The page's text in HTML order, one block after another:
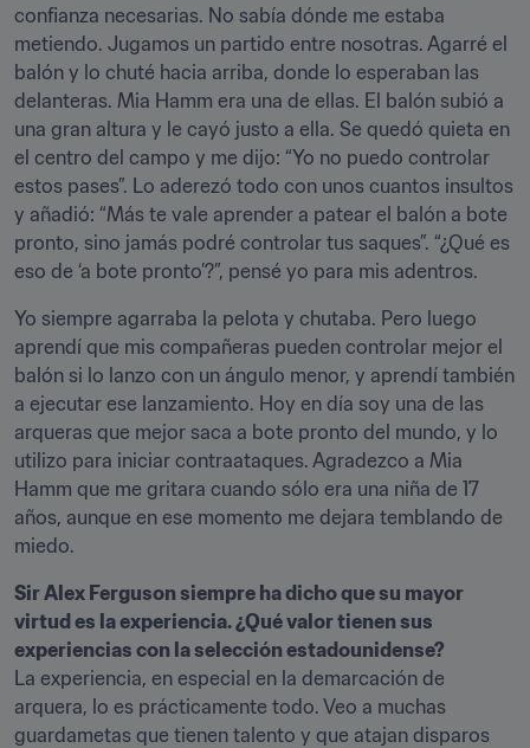
confianza necesarias. No sabía dónde me estaba
metiendo. Jugamos un partido entre nosotras. Agarré el
balón y lo chuté hacia arriba, donde lo esperaban las
delanteras. Mia Hamm era una de ellas. El balón subió a
una gran altura y le cayó justo a ella. Se quedó quieta en
el centro del campo y me dijo: “Yo no puedo controlar
estos pases”. Lo aderezó todo con unos cuantos insultos
y añadió: “Más te vale aprender a patear el balón a bote
pronto, sino jamás podré controlar tus saques”. “¿Qué es
eso de ‘a bote pronto’?”, pensé yo para mis adentros.
Yo siempre agarraba la pelota y chutaba. Pero luego
aprendí que mis compañeras pueden controlar mejor el
balón si lo lanzo con un ángulo menor, y aprendí también
a ejecutar ese lanzamiento. Hoy en día soy una de las
arqueras que mejor saca a bote pronto del mundo, y lo
utilizo para iniciar contraataques. Agradezco a Mia
Hamm que me gritara cuando sólo era una niña de 17
años, aunque en ese momento me dejara temblando de
miedo.
Sir Alex Ferguson siempre ha dicho que su mayor
virtud es la experiencia. ¿Qué valor tienen sus
experiencias con la selección estadounidense?
La experiencia, en especial en la demarcación de
arquera, lo es prácticamente todo. Veo a muchas
guardametas que tienen talento y que atajan disparos